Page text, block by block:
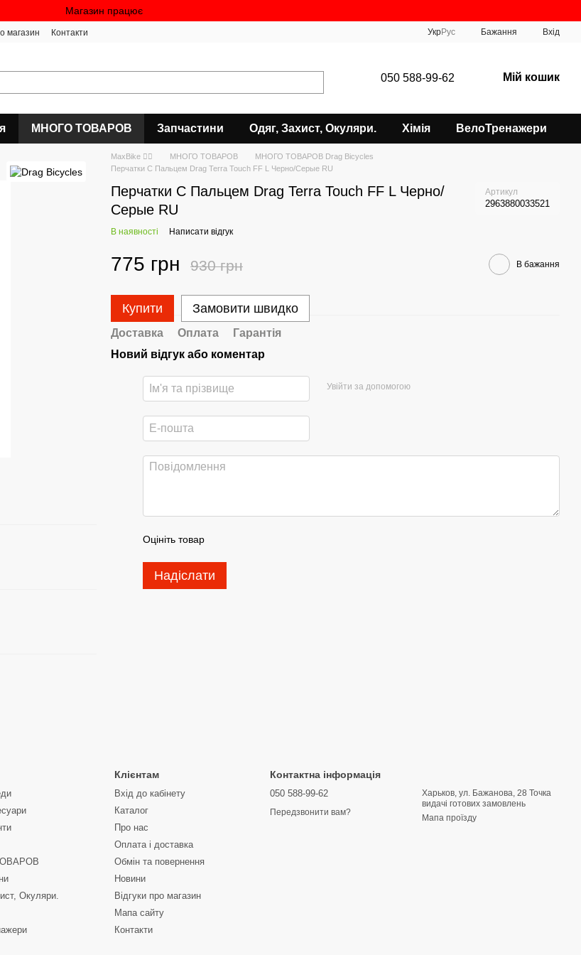
Магазин працює
магазин Контакти УкрРус Бажання Вхід
050 588-99-62 Мій кошик
МНОГО ТОВАРОВ Запчастини Одяг, Захист, Окуляри. Хімія ВелоТренажери
MaxBike 🚴‍♀ МНОГО ТОВАРОВ
МНОГО ТОВАРОВ Drag Bicycles
Перчатки С Пальцем Drag Terra Touch FF L Черно/Серые RU
Перчатки С Пальцем Drag Terra Touch FF L Черно/
Серые RU
Артикул
2963880033521
В наявності Написати відгук
775 грн 930 грн В бажання
Купити Замовити швидко
Доставка Оплата
Гарантія
Новий відгук або коментар
Увійти за допомогою
Оцініть товар
Надіслати
Окуляри.
Клієнтам
Вхід до кабінету
Каталог
Про нас
Оплата і доставка
Обмін та повернення
Новини
Відгуки про магазин
Мапа сайту
Контакти
Контактна інформація
050 588-99-62
Передзвонити вам?
Харьков, ул. Бажанова, 28 Точка
видачі готових замовлень
Мапа проїзду